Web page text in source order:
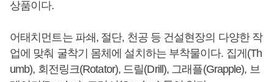
상품이다.
어태치먼트는 파쇄, 절단, 천공 등 건설현장의 다양한 작
업에 맞춰 굴착기 몸체에 설치하는 부착물이다. 집게(Th
umb), 회전링크(Rotator), 드릴(Drill), 그래플(Grapple), 브